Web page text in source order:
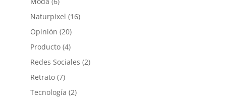
Naturpixel (16)
Opinión (20)
Producto(4)
Redes Sociales (2)
Retrato(7)
Tecnología (2)